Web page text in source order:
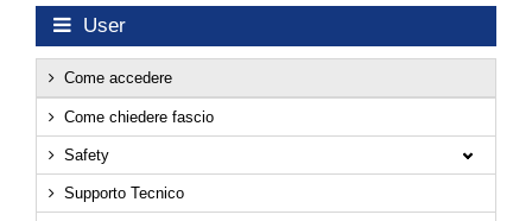
User
Come accedere
Come chiedere fascio
Safety
Supporto Tecnico